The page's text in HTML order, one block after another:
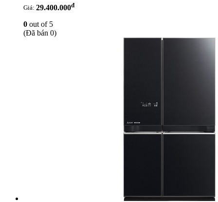
Giá: 29.400.000đ
0 out of 5
(Đã bán 0)